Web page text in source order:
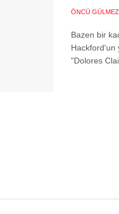
ÖNCÜ GÜLMEZ
Bazen bir
Hackford'un
"Dolores